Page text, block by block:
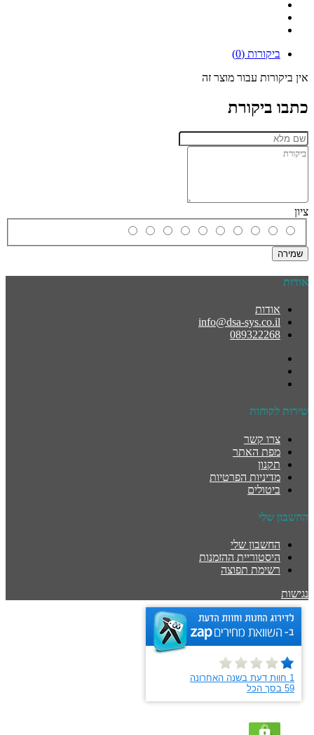
ביקורות (0)
אין ביקורות עבור מוצר זה
כתבו ביקורת
ציון
שמירה
אודות
אודות
info@dsa-sys.co.il
089322268
שירות לקוחות
צרו קשר
מפת האתר
תקנון
מדיניות הפרטיות
ביטולים
החשבון שלי
החשבון שלי
היסטוריית ההזמנות
רשימת תפוצה
נגישות